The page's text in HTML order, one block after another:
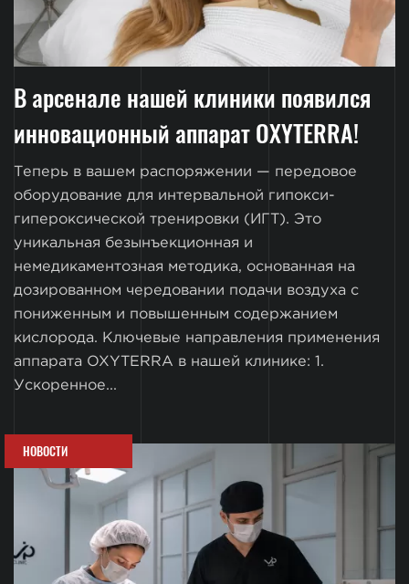
В арсенале нашей клиники появился
инновационный аппарат OXYTERRA!
Теперь в вашем распоряжении — передовое
оборудование для интервальной гипокси-
гипероксической тренировки (ИГТ). Это
уникальная безынъекционная и
немедикаментозная методика, основанная на
дозированном чередовании подачи воздуха с
пониженным и повышенным содержанием
кислорода. Ключевые направления применения
аппарата OXYTERRA в нашей клинике: 1.
Ускоренное...
НОВОСТИ